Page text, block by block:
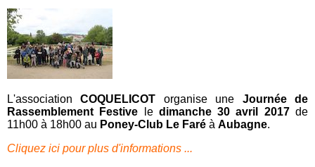
L'associationCOQUELICOT organise une Journée de
Rassemblement Festive le dimanche 30 avril 2017de
11h00 à 18h00 au Poney-Club Le Faré à Aubagne.
Cliquez ici pour plus d'informations ...